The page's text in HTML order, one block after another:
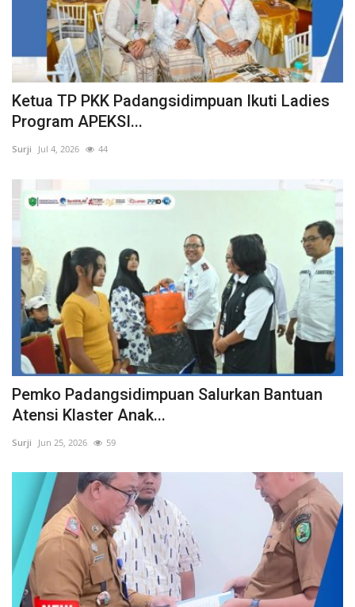
Ketua TP PKK Padangsidimpuan Ikuti Ladies
Program APEKSI...
Surji Jul 4, 2026 44
Pemko Padangsidimpuan Salurkan Bantuan
Atensi Klaster Anak...
Surji Jun 25, 2026 59